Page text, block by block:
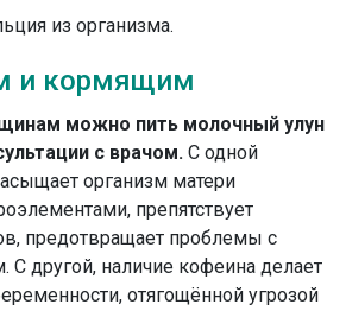
из организма.
и кормящим
можно пить молочный улун
с врачом. С одной
организм матери
препятствует
предотвращает проблемы с
другой, наличие кофеина делает
отягощённой угрозой